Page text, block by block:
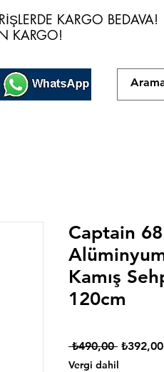
KARGO BEDAVA!
KARGO!
KARGO BEDAVA!
KARGO!
Captain
Kamış
120cm
₺490,00 Normal
Fiyat
₺392,00
Vergi dahil